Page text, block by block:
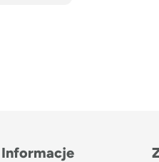
Informacje